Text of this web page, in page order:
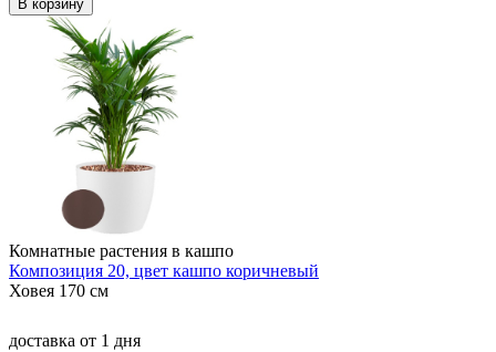
В корзину
Комнатные растения в кашпо
Композиция 20, цвет кашпо коричневый
Ховея 170 см
доставка от 1 дня